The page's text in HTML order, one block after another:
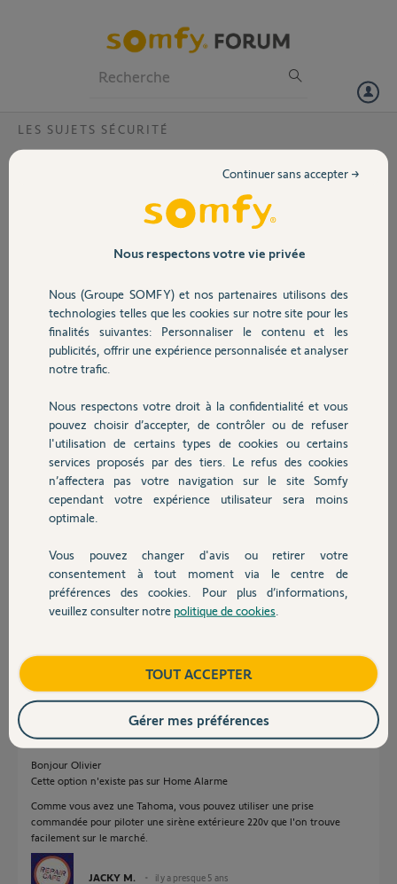
Volet
Sécurité
Domotique
Chauffage
Autres produits
Devis avec un pro
Contact
LES SUJETS SÉCURITÉ
Sirène extérieure Home Alarm :
J’envisage l’ajout d’une sirène extérieure sur mon installation home
voudrais pas déranger mes voisins pour rien (au risque qu’ils ne se
déplacent pas le jour on cela serait nécessaire…).
Je me demandais donc si cette alarme extérieure avait une option de
“déclenchement manuel” comme sur Somfy One ?
notification et je peux vérifier grâce Aux caméras et détecteur de
mouvement si l’intrusion est réelle. Et seulement à ce moment là
j’aimerais pouvoir manuellement déclencher la sirène extérieure.
Est-ce possible ?
(A noter j’ai une box TaHoma si cela pouvait aider)
Merci de votre aide
Olivier
Olivier D.
il y a presque 5 ans
Réponses
Bonjour Olivier
Cette option n'existe pas sur Home Alarme
Comme vous avez une Tahoma, vous pouvez utiliser une prise
commandée pour piloter une sirène extérieure 220v que l'on trouve
facilement sur le marché.
JACKY M. il y a presque 5 ans
Nous respectons votre vie privée
Nous (Groupe SOMFY) et nos partenaires utilisons des
technologies telles que les cookies sur notre site pour les
finalités suivantes: Personnaliser le contenu et les
publicités, offrir une expérience personnalisée et analyser
notre trafic.
Nous respectons votre droit à la confidentialité et vous
pouvez choisir d’accepter, de contrôler ou de refuser
l'utilisation de certains types de cookies ou certains
services proposés par des tiers. Le refus des cookies
n’affectera pas votre navigation sur le site Somfy
cependant votre expérience utilisateur sera moins
optimale.
Vous pouvez changer d'avis ou retirer votre
consentement à tout moment via le centre de
préférences des cookies. Pour plus d’informations,
veuillez consulter notre politique de cookies
Continuer sans accepter →
TOUT ACCEPTER
Gérer mes préférences